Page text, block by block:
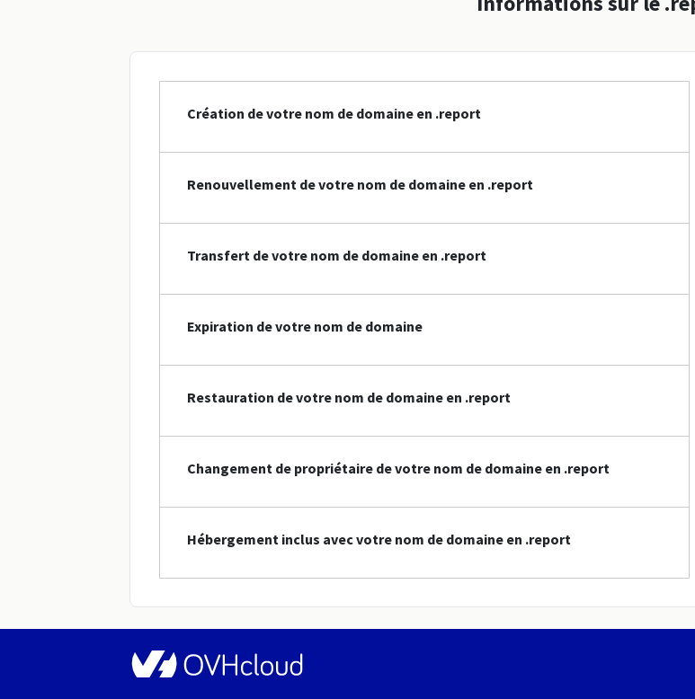
Création de votre nom de domaine en .report
Renouvellement de votre nom de domaine en .report
Transfert de votre nom de domaine en .report
Expiration de votre nom de domaine
Restauration de votre nom de domaine en .report
Changement de propriétaire de votre nom de domaine en .report
Hébergement inclus avec votre nom de domaine en .report